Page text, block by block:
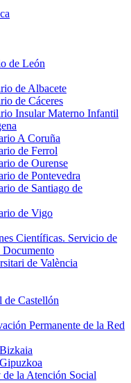
de León
de Albacete
de Cáceres
Insular Materno Infantil
A Coruña
de Ferrol
de Ourense
de Pontevedra
de Santiago de
de Vigo
Científicas. Servicio de
Documento
de València
Castellón
Permanente de la Red
de la Atención Social